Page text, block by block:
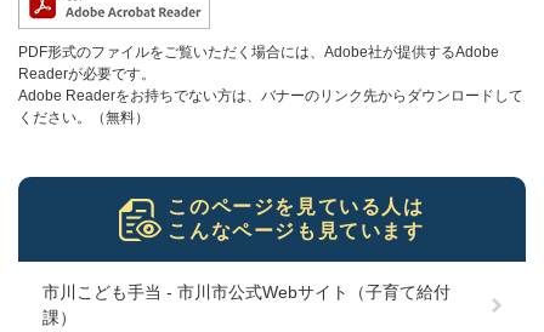
PDF形式のファイルをご覧いただく場合には、Adobe社が提供するAdobe
Readerが必要です。
Adobe Readerをお持ちでない方は、バナーのリンク先からダウンロードして
ください。（無料）
このページを見ている人は
こんなページも見ています
市川こども手当 - 市川市公式Webサイト（子育て給付
課）